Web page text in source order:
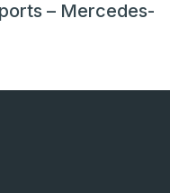
– Mercedes-